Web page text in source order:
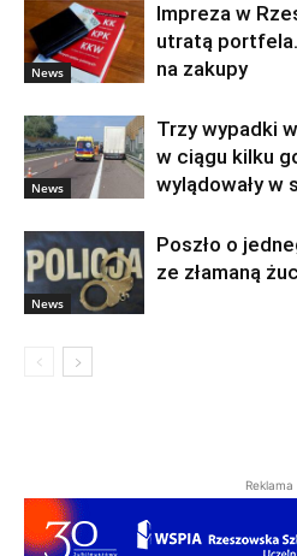
News
Impreza w
utratą
na zakupy
News
Trzy wypadki
w ciągu kilku
wylądowały w
News
Poszło o
ze złamaną
Reklama